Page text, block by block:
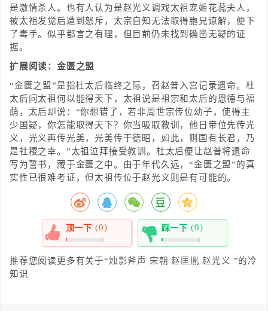
是激情杀人。也有人认为是赵光义调戏太祖宠姬花蕊夫人，
被太祖发觉后遭到怒斥，太宗自知无法取得胞兄谅解，便下
了毒手。似乎都言之有理，但目前仍未找到确凿无疑的证
据。
扩展阅读：金匮之盟
“金匮之盟”是指杜太后临终之际，召赵普入宫记录遗命。杜
太后问太祖何以能得天下，太祖说是祖宗和太后的恩德与福
荫，太后却说：“你想错了，若非周世宗传位幼子，使得主
少国疑，你怎能取得天下？你当吸取教训，他日帝位先传光
义，光义再传光美，光美传于德昭，如此，则国有长君，乃
是社稷之幸。”太祖泣拜接受教训。杜太后便让赵普将遗命
写为誓书，藏于金匮之中。由于年代久远，“金匮之盟”的真
实性已很难考证，但太祖传位于赵光义则是有可能的。
顶一下 (0)
0%
踩一下 (0)
0%
推荐您阅读更多有关于“烛影斧声 宋朝 赵匡胤 赵光义 ”的冷
知识